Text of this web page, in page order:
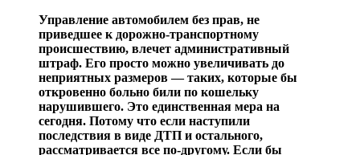
Управление автомобилем без прав, не
приведшее к дорожно-транспортному
происшествию, влечет административный
штраф. Его просто можно увеличивать до
неприятных размеров — таких, которые бы
откровенно больно били по кошельку
нарушившего. Это единственная мера на
сегодня. Потому что если наступили
последствия в виде ДТП и остального,
рассматривается все по-другому. Если бы